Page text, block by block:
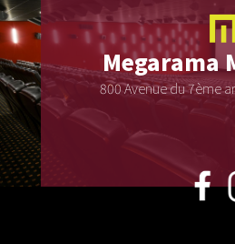
Megarama
800 Avenue du 7ème